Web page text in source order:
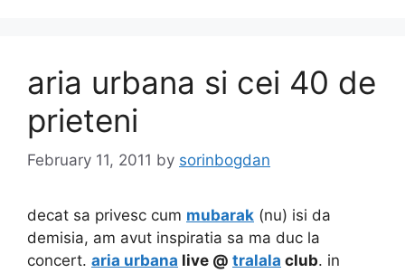
aria urbana si cei 40 de
prieteni
February 11, 2011 by sorinbogdan
decat sa privesc cum mubarak (nu) isi da
demisia, am avut inspiratia sa ma duc la
concert. aria urbana live @ tralala club. in